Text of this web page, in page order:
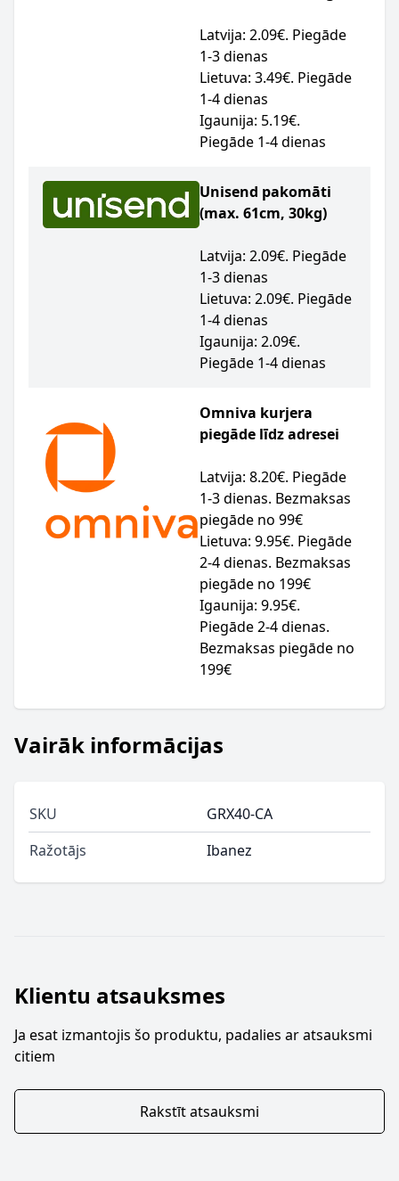
Latvija: 2.09€. Piegāde
1-3 dienas
Lietuva: 3.49€. Piegāde
1-4 dienas
Igaunija: 5.19€.
Piegāde 1-4 dienas
Unisend pakomāti
(max. 61cm, 30kg)
Latvija: 2.09€. Piegāde
1-3 dienas
Lietuva: 2.09€. Piegāde
1-4 dienas
Igaunija: 2.09€.
Piegāde 1-4 dienas
Omniva kurjera
piegāde līdz adresei
Latvija: 8.20€. Piegāde
1-3 dienas. Bezmaksas
piegāde no 99€
Lietuva: 9.95€. Piegāde
2-4 dienas. Bezmaksas
piegāde no 199€
Igaunija: 9.95€.
Piegāde 2-4 dienas.
Bezmaksas piegāde no
199€
Vairāk informācijas
SKU
GRX40-CA
Ražotājs
Ibanez
Klientu atsauksmes
Ja esat izmantojis šo produktu, padalies ar atsauksmi
citiem
Rakstīt atsauksmi